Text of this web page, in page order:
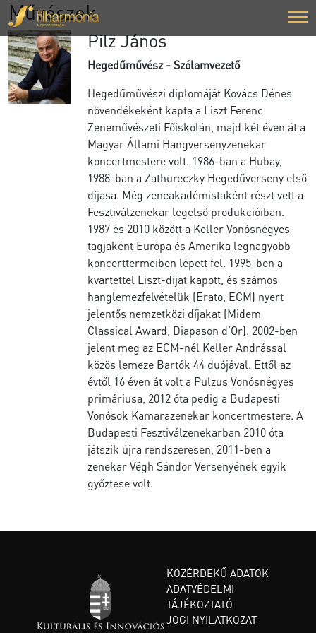
Művészek
Pilz János
Hegedűművész - Szólamvezető
Hegedűművészi diplomáját Kovács Dénes
növendékeként kapta a Liszt Ferenc
Zeneművészeti Főiskolán, majd két éven át a
Magyar Állami Hangversenyzenekar
koncertmestere volt. 1986-ban a Hubay,
1988-ban a Zathureczky Hegedűverseny első
díjasa. Még zeneakadémistaként részt vett a
Fesztiválzenekar legelső produkcióiban.
1987 és 2010 között a Keller Vonósnégyes
tagjaként Európa és Amerika legnagyobb
koncerttermeiben lépett fel. 1995-ben a
kvartettel Liszt-díjat kapott, és számos
hanglemezfelvételük (Erato, ECM) nyert
jelentős nemzetközi díjakat (Midem
Classical Award, Diapason d’Or). 2002-ben
jelent meg az ECM-nél Keller Andrással
közös lemeze Bartók 44 duójával. Ettől az
évtől 16 éven át volt a Pulzus Vonósnégyes
primáriusa, 2012 óta pedig a Budapesti
Vonósok Kamarazenekar koncertmestere. A
Budapesti Fesztiválzenekarban 2010 óta
játszik újra rendszeresen, 2011-ben a
zenekar Végh Sándor Versenyének egyik
győztese volt.
KÖZÉRDEKŰ ADATOK
ADATVÉDELMI
TÁJÉKOZTATÓ
JOGI NYILATKOZAT